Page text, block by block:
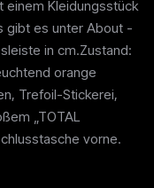
einem Kleidungsstück
gibt es unter About -
in cm.Zustand:
orange
Trefoil-Stickerei,
„TOTAL
vorne.